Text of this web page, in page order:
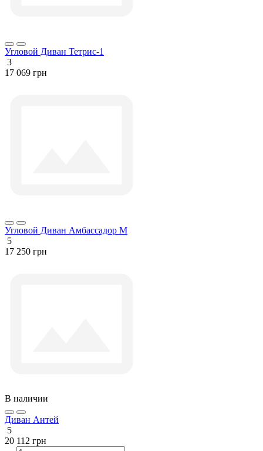
Угловой Диван Тетрис-1
3
17 069 грн
Угловой Диван Амбассадор М
5
17 250 грн
В наличии
Диван Антей
5
20 112 грн